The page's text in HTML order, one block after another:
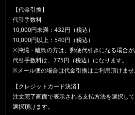
【代金引換】
代引手数料
10,000円未満：432円（税込）
10,000円以上：540円（税込）
※沖縄・離島の方は、郵便代引きになる場合が
代引手数料は、775円（税込）になります。
※メール便の場合は代金引換はご利用頂けませ
【クレジットカード決済】
注文完了画面で表示される支払方法を選択し
選択頂けます。